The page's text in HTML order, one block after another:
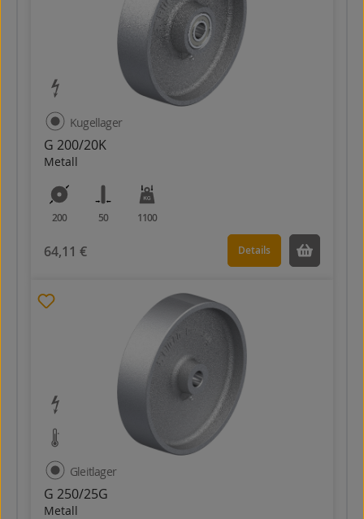
G 200/20K
Metall
Kugellager
200 50 1100
64,11 € Details
G 250/25G
Metall
Gleitlager